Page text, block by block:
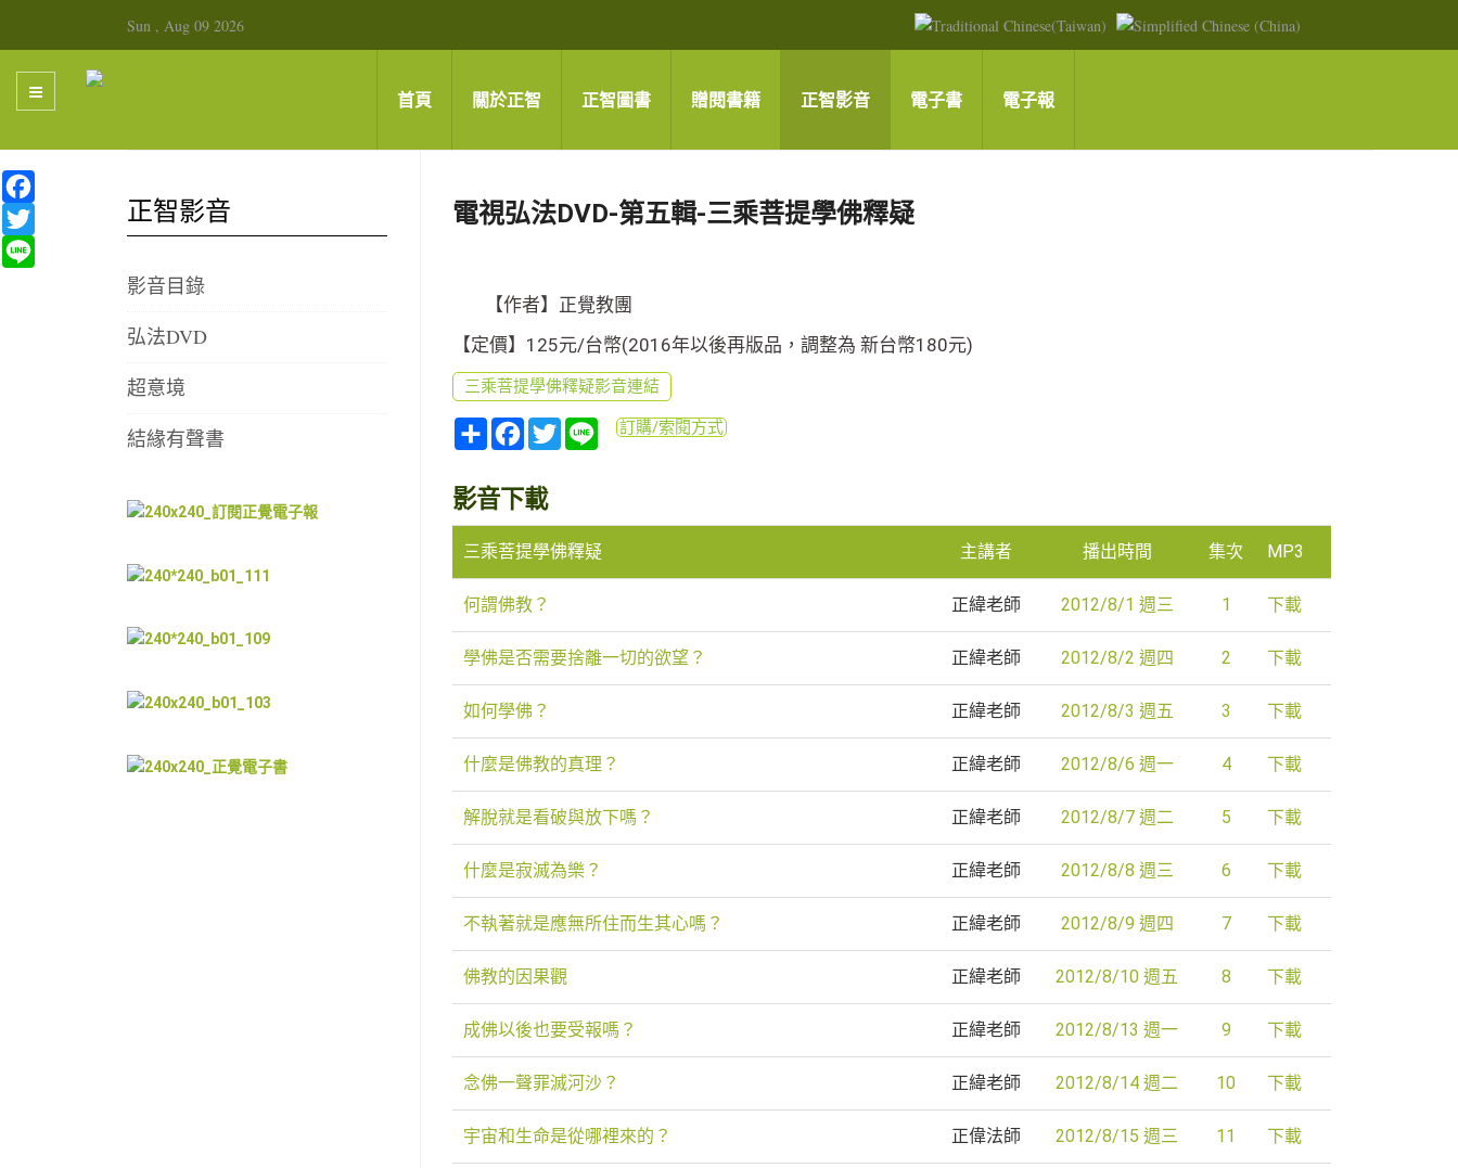
Sun , Aug 09 2026
首頁 關於正智 正智圖書 贈閱書籍 正智影音 電子書 電子報
電視弘法DVD-第五輯-三乘菩提學佛釋疑
【作者】正覺教團
【定價】125元/台幣(2016年以後再版品，調整為 新台幣180元)
三乘菩提學佛釋疑影音連結
分
享
Facebook
TwitterLine訂購/索閱方式
影音下載
三乘菩提學佛釋疑 主講者 播出時間 集次 MP3
何謂佛教？ 正緯老師 2012/8/1 週三 1 下載
學佛是否需要捨離一切的欲望？ 正緯老師 2012/8/2 週四 2 下載
如何學佛？ 正緯老師 2012/8/3 週五 3 下載
什麼是佛教的真理？ 正緯老師 2012/8/6 週一 4 下載
解脫就是看破與放下嗎？ 正緯老師 2012/8/7 週二 5 下載
什麼是寂滅為樂？ 正緯老師 2012/8/8 週三 6 下載
不執著就是應無所住而生其心嗎？ 正緯老師 2012/8/9 週四 7 下載
佛教的因果觀 正緯老師 2012/8/10 週五 8 下載
成佛以後也要受報嗎？ 正緯老師 2012/8/13 週一 9 下載
念佛一聲罪滅河沙？ 正緯老師 2012/8/14 週二 10 下載
宇宙和生命是從哪裡來的？ 正偉法師 2012/8/15 週三 11 下載
正智影音
影音目錄
弘法DVD
超意境
結緣有聲書